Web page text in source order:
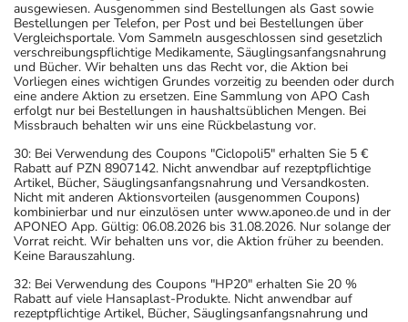
ausgewiesen. Ausgenommen sind Bestellungen als Gast sowie
Bestellungen per Telefon, per Post und bei Bestellungen über
Vergleichsportale. Vom Sammeln ausgeschlossen sind gesetzlich
verschreibungspflichtige Medikamente, Säuglingsanfangsnahrung
und Bücher. Wir behalten uns das Recht vor, die Aktion bei
Vorliegen eines wichtigen Grundes vorzeitig zu beenden oder durch
eine andere Aktion zu ersetzen. Eine Sammlung von APO Cash
erfolgt nur bei Bestellungen in haushaltsüblichen Mengen. Bei
Missbrauch behalten wir uns eine Rückbelastung vor.
30: Bei Verwendung des Coupons "Ciclopoli5" erhalten Sie 5 €
Rabatt auf PZN 8907142. Nicht anwendbar auf rezeptpflichtige
Artikel, Bücher, Säuglingsanfangsnahrung und Versandkosten.
Nicht mit anderen Aktionsvorteilen (ausgenommen Coupons)
kombinierbar und nur einzulösen unter www.aponeo.de und in der
APONEO App. Gültig: 06.08.2026 bis 31.08.2026. Nur solange der
Vorrat reicht. Wir behalten uns vor, die Aktion früher zu beenden.
Keine Barauszahlung.
32: Bei Verwendung des Coupons "HP20" erhalten Sie 20 %
Rabatt auf viele Hansaplast-Produkte. Nicht anwendbar auf
rezeptpflichtige Artikel, Bücher, Säuglingsanfangsnahrung und